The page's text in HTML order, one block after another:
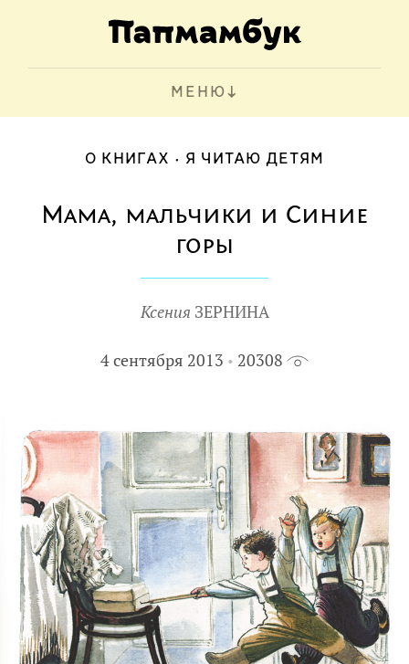
МЕНЮ
О КНИГАХ Я ЧИТАЮ ДЕТЯМ
Мама, мальчики и Синие
горы
Ксения ЗЕРНИНА
4 сентября 2013 20308